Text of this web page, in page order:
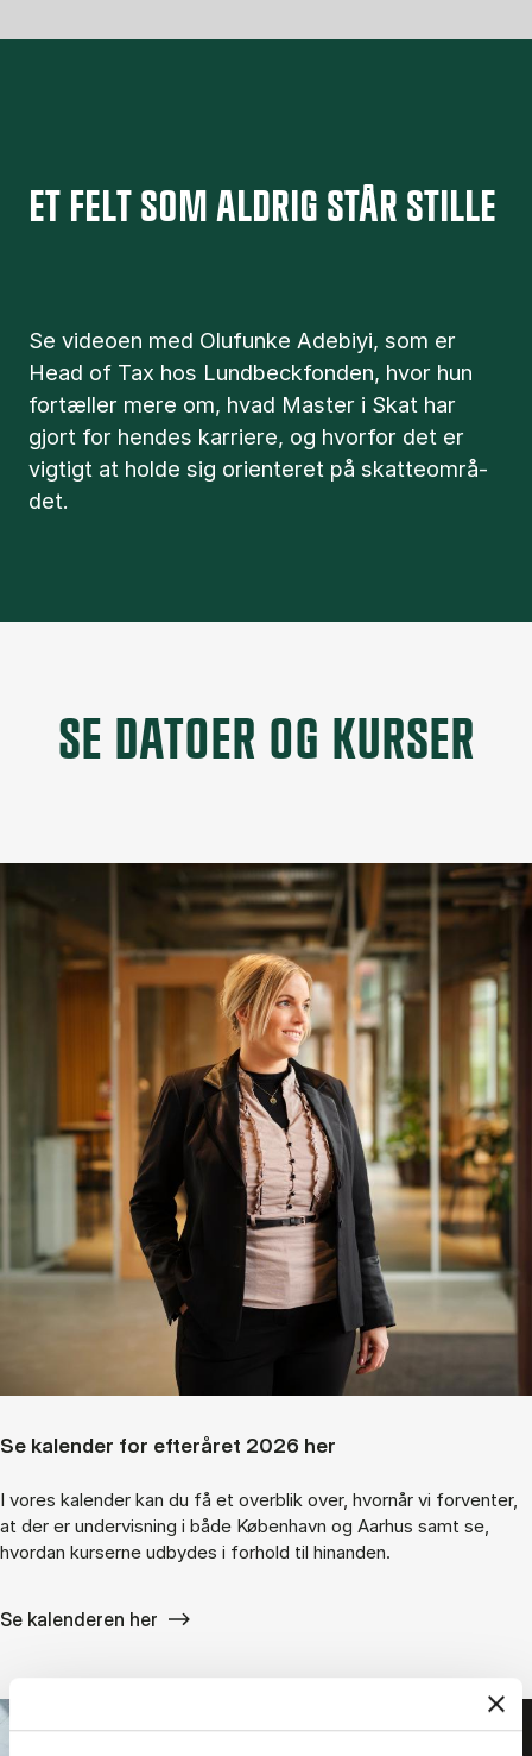
ET FELT SOM ALDRIG STÅR STILLE
Se vi­deo­en med Olufunke Adebiyi, som er
Head of Tax hos Lund­beck­fon­den, hvor hun
for­tæl­ler mere om, hvad Ma­ster i Skat har
gjort for hen­des kar­ri­e­re, og hvor­for det er
vig­tigt at hol­de sig ori­en­te­ret på skat­te­o­m­rå­
det.
SE DATOER OG KURSER
Se kalender for efteråret 2026 her
I vores kalender kan du få et overblik over, hvornår vi forventer,
at der er undervisning i både København og Aarhus samt se,
hvordan kurserne udbydes i forhold til hinanden.
Se kalenderen her